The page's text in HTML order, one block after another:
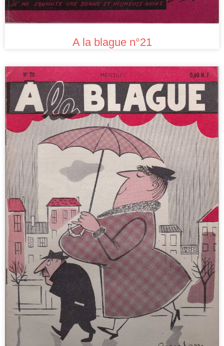
A la blague n°21